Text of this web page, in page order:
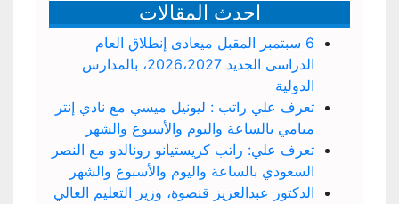
احدث المقالات
6 سبتمبر المقبل ميعادى إنطلاق العام
الدراسى الجديد 2026،2027، بالمدارس
الدولية
تعرف علي راتب : ليونيل ميسي مع نادي إنتر
ميامي بالساعة واليوم والأسبوع والشهر
تعرف علي: راتب كريستيانو رونالدو مع النصر
السعودي بالساعة واليوم والأسبوع والشهر
الدكتور عبدالعزيز قنصوة، وزير التعليم العالي